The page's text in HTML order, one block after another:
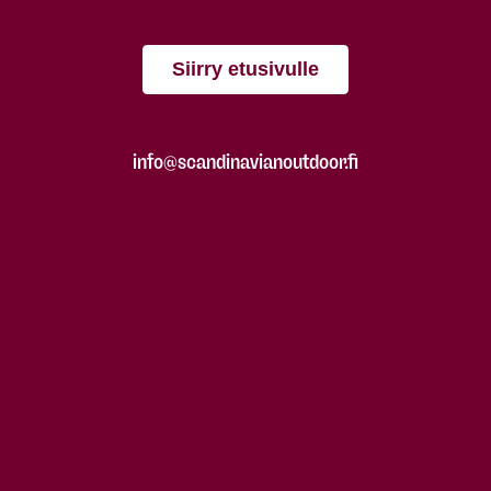
Siirry etusivulle
info@scandinavianoutdoor.fi